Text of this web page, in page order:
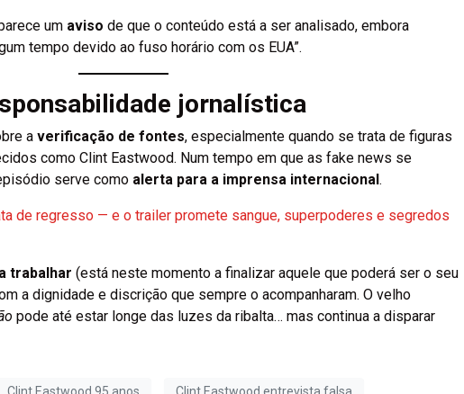
um aviso de que o conteúdo está a ser analisado, embora
tempo devido ao fuso horário com os EUA”.
jornalística
a verificação de fontes, especialmente quando se trata de figuras
como Clint Eastwood. Num tempo em que as fake news se
serve como alerta para a imprensa internacional.
de regresso — e o trailer promete sangue, superpoderes e segredos
trabalhar (está neste momento a finalizar aquele que poderá ser o seu
a dignidade e discrição que sempre o acompanharam. O velho
pode até estar longe das luzes da ribalta… mas continua a disparar
Clint Eastwood 95 anos Clint Eastwood entrevista falsa